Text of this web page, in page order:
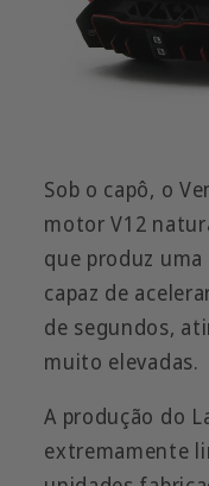
Sob o capô, o
motor V12
que produz
capaz de
de segundos,
muito elevadas.
A produção do
extremamente